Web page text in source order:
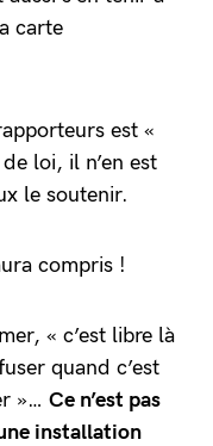
carte
est «
loi, il n’en est
le soutenir.
compris !
« c’est libre là
quand c’est
»… Ce n’est pas
installation